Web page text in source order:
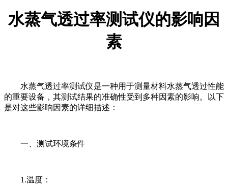
水蒸气透过率测试仪的影响因
素
水蒸气透过率测试仪是一种用于测量材料水蒸气透过性能
的重要设备，其测试结果的准确性受到多种因素的影响。以下
是对这些影响因素的详细描述：
一、测试环境条件
1.温度：